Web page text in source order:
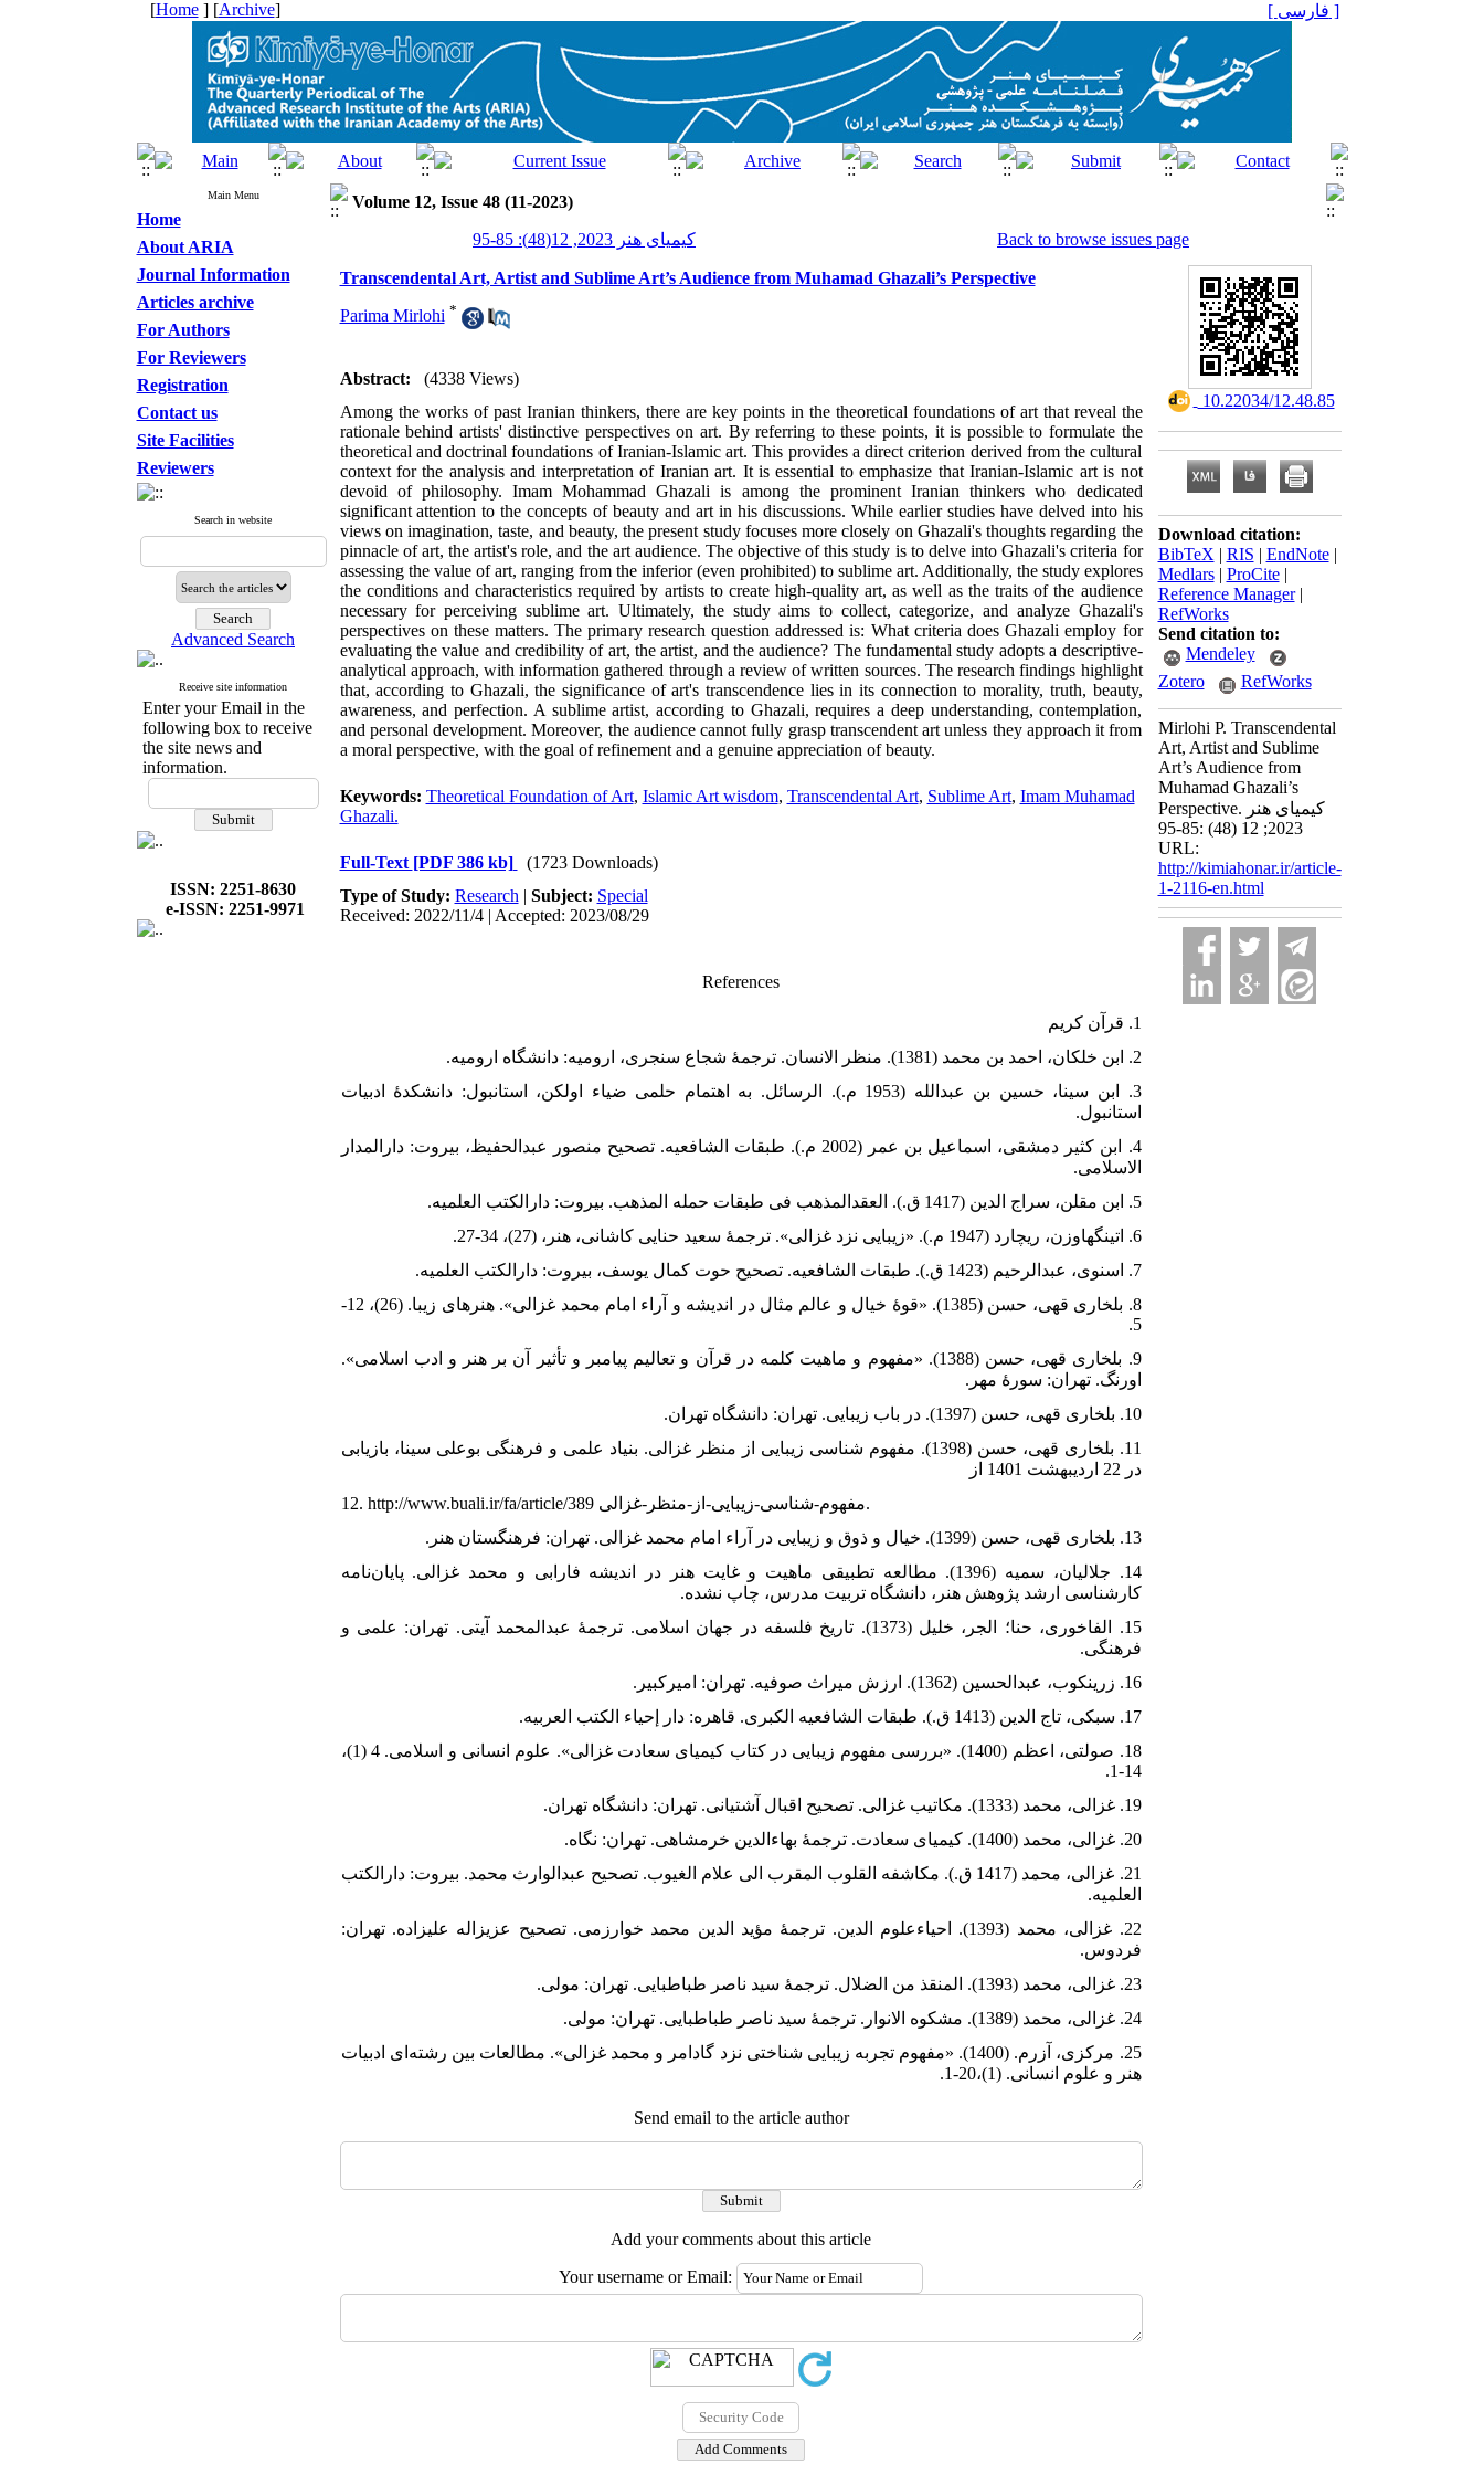
[Home] [Archive] [ فارسی ]
Main Menu
Home
About ARIA
Journal Information
Articles archive
For Authors
For Reviewers
Registration
Contact us
Site Facilities
Reviewers
Search in website
Advanced Search
Receive site information
Enter your Email in the
following box to receive
the site news and
information.
ISSN: 2251-8630
e-ISSN: 2251-9971
Volume 12, Issue 48 (11-2023)
کیمیای هنر 2023, 12(48): 85-95
Back to browse issues page
Transcendental Art, Artist and Sublime Art’s Audience from Muhamad Ghazali’s Perspective
Parima Mirlohi *
Abstract:
(4338 Views)
Among the works of past Iranian thinkers, there are key points in the theoretical foundations of art that reveal the
rationale behind artists' distinctive perspectives on art. By referring to these points, it is possible to formulate the
theoretical and doctrinal foundations of Iranian-Islamic art. This provides a direct criterion derived from the cultural
context for the analysis and interpretation of Iranian art. It is essential to emphasize that Iranian-Islamic art is not
devoid of philosophy. Imam Mohammad Ghazali is among the prominent Iranian thinkers who dedicated
significant attention to the concepts of beauty and art in his discussions. While earlier studies have delved into his
views on imagination, taste, and beauty, the present study focuses more closely on Ghazali's thoughts regarding the
pinnacle of art, the artist's role, and the art audience. The objective of this study is to delve into Ghazali's criteria for
assessing the value of art, ranging from the inferior (even prohibited) to sublime art. Additionally, the study explores
the conditions and characteristics required by artists to create high-quality art, as well as the traits of the audience
necessary for perceiving sublime art. Ultimately, the study aims to collect, categorize, and analyze Ghazali's
perspectives on these matters. The primary research question addressed is: What criteria does Ghazali employ for
evaluating the value and credibility of art, the artist, and the audience? The fundamental study adopts a descriptive-
analytical approach, with information gathered through a review of written sources. The research findings highlight
that, according to Ghazali, the significance of art's transcendence lies in its connection to morality, truth, beauty,
awareness, and perfection. A sublime artist, according to Ghazali, requires a deep understanding, contemplation,
and personal development. Moreover, the audience cannot fully grasp transcendent art unless they approach it from
a moral perspective, with the goal of refinement and a genuine appreciation of beauty.
Keywords: Theoretical Foundation of Art, Islamic Art wisdom, Transcendental Art, Sublime Art, Imam Muhamad
Ghazali.
Full-Text [PDF 386 kb]
(1723 Downloads)
Type of Study: Research | Subject: Special
Received: 2022/11/4 | Accepted: 2023/08/29
References
1. قرآن کریم
2. ابن خلکان، احمد بن محمد (1381). منظر الانسان. ترجمۀ شجاع سنجری، ارومیه: دانشگاه ارومیه.
3. ابن سینا، حسین بن عبدالله (1953 م.). الرسائل. به اهتمام حلمی ضیاء اولکن، استانبول: دانشکدۀ ادبیات
استانبول.
4. ابن کثیر دمشقی، اسماعیل بن عمر (2002 م.). طبقات الشافعیه. تصحیح منصور عبدالحفیظ، بیروت: دارالمدار
الاسلامی.
5. ابن مقلن، سراج الدین (1417 ق.). العقدالمذهب فی طبقات حمله المذهب. بیروت: دارالکتب العلمیه.
6. اتینگهاوزن، ریچارد (1947 م.). «زیبایی نزد غزالی». ترجمۀ سعید حنایی کاشانی، هنر، (27)، 34-27.
7. اسنوی، عبدالرحیم (1423 ق.). طبقات الشافعیه. تصحیح حوت کمال یوسف، بیروت: دارالکتب العلمیه.
8. بلخاری قهی، حسن (1385). «قوۀ خیال و عالم مثال در اندیشه و آراء امام محمد غزالی». هنرهای زیبا. (26)، 12-
5.
9. بلخاری قهی، حسن (1388). «مفهوم و ماهیت کلمه در قرآن و تعالیم پیامبر و تأثیر آن بر هنر و ادب اسلامی».
اورنگ. تهران: سورۀ مهر.
10. بلخاری قهی، حسن (1397). در باب زیبایی. تهران: دانشگاه تهران.
11. بلخاری قهی، حسن (1398). مفهوم شناسی زیبایی از منظر غزالی. بنیاد علمی و فرهنگی بوعلی سینا، بازیابی
در 22 اردیبهشت 1401 از
12. http://www.buali.ir/fa/article/389 مفهوم-شناسی-زیبایی-از-منظر-غزالی.
13. بلخاری قهی، حسن (1399). خیال و ذوق و زیبایی در آراء امام محمد غزالی. تهران: فرهنگستان هنر.
14. جلالیان، سمیه (1396). مطالعه تطبیقی ماهیت و غایت هنر در اندیشه فارابی و محمد غزالی. پایان‌نامه
کارشناسی ارشد پژوهش هنر، دانشگاه تربیت مدرس، چاپ نشده.
15. الفاخوری، حنا؛ الجر، خلیل (1373). تاریخ فلسفه در جهان اسلامی. ترجمۀ عبدالمحمد آیتی. تهران: علمی و
فرهنگی.
16. زرینکوب، عبدالحسین (1362). ارزش میراث صوفیه. تهران: امیرکبیر.
17. سبکی، تاج الدین (1413 ق.). طبقات الشافعیه الکبری. قاهره: دار إحیاء الکتب العربیه.
18. صولتی، اعظم (1400). «بررسی مفهوم زیبایی در کتاب کیمیای سعادت غزالی». علوم انسانی و اسلامی. 4 (1)،
14-1.
19. غزالی، محمد (1333). مکاتیب غزالی. تصحیح اقبال آشتیانی. تهران: دانشگاه تهران.
20. غزالی، محمد (1400). کیمیای سعادت. ترجمۀ بهاءالدین خرمشاهی. تهران: نگاه.
21. غزالی، محمد (1417 ق.). مکاشفه القلوب المقرب الی علام الغیوب. تصحیح عبدالوارث محمد. بیروت: دارالکتب
العلمیه.
22. غزالی، محمد (1393). احیاءعلوم الدین. ترجمۀ مؤید الدین محمد خوارزمی. تصحیح عزیزاله علیزاده. تهران:
فردوس.
23. غزالی، محمد (1393). المنقذ من الضلال. ترجمۀ سید ناصر طباطبایی. تهران: مولی.
24. غزالی، محمد (1389). مشکوه الانوار. ترجمۀ سید ناصر طباطبایی. تهران: مولی.
25. مرکزی، آزرم. (1400). «مفهوم تجربه زیبایی شناختی نزد گادامر و محمد غزالی». مطالعات بین رشته‌ای ادبیات
هنر و علوم انسانی. (1)،20-1.
Send email to the article author
Add your comments about this article
Your username or Email:
‎ 10.22034/12.48.85
Download citation:
BibTeX | RIS | EndNote|
Medlars| ProCite|
Reference Manager|
RefWorks
Send citation to:
Mendeley
Zotero
RefWorks
Mirlohi P. Transcendental
Art, Artist and Sublime
Art’s Audience from
Muhamad Ghazali’s
Perspective. کیمیای هنر
2023; 12 (48) :85-95
URL:
http://kimiahonar.ir/article-
1-2116-en.html